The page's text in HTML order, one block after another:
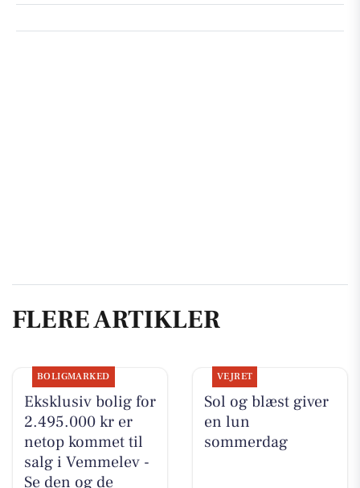
FLERE ARTIKLER
BOLIGMARKED
Eksklusiv bolig for
2.495.000 kr er
netop kommet til
salg i Vemmelev -
Se den og de
VEJRET
Sol og blæst giver
en lun
sommerdag